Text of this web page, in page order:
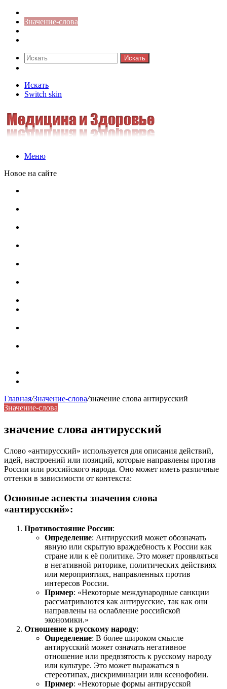
Значение-слова
Искать
Искать
Switch skin
Меню
Новое на сайте
Главная/Значение-слова/значение слова антирусский
Значение-слова
значение слова антирусский
Слово «антирусский» используется для описания действий,
идей, настроений или позиций, которые направлены против
России или российского народа. Оно может иметь различные
оттенки в зависимости от контекста:
Основные аспекты значения слова
«антирусский»:
Противостояние России:
Определение: Антирусский может обозначать
явную или скрытую враждебность к России как
стране или к её политике. Это может проявляться
в негативной риторике, политических действиях
или мероприятиях, направленных против
интересов России.
Пример: «Некоторые международные санкции
рассматриваются как антирусские, так как они
направлены на ослабление российской
экономики.»
Отношение к русскому народу:
Определение: В более широком смысле
антирусский может означать негативное
отношение или предвзятость к русскому народу
или культуре. Это может выражаться в
стереотипах, дискриминации или ксенофобии.
Пример: «Некоторые формы антирусской